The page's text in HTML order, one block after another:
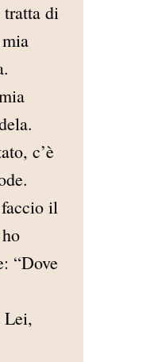
tratta di
c’è
il
“Dove
Lei,